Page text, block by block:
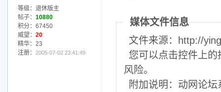
等级：退休版主
帖子： 10880
积分：67450
威望： 20
精华：23
注册： 2005-07-02 23:41:49
媒体文件信息
文件来源：http://
您可以点击控件上
风险。
附加说明：动网论